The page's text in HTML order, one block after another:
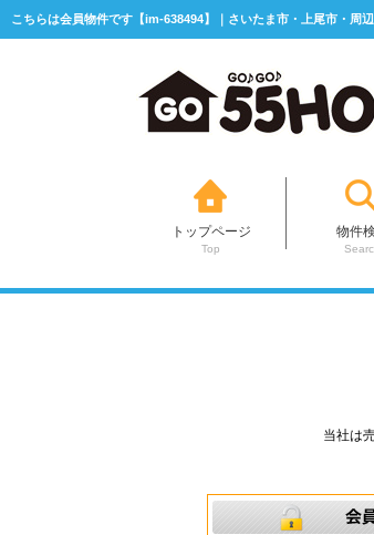
こちらは会員物件です【im-638494】｜さいたま市・上尾市・周
トップページ
Top
物件
当社は